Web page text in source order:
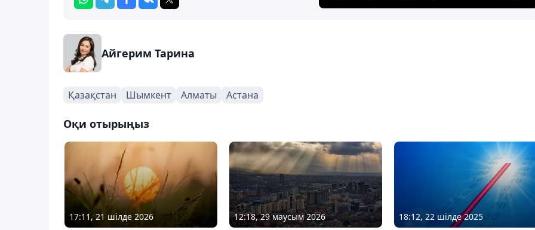
Айгерим Тарина
Қазақстан Шымкент Алматы Астана
Оқи отырыңыз
17:11, 21 шілде 2026 12:18, 29 маусым 2026 18:12, 22 шілде 2025